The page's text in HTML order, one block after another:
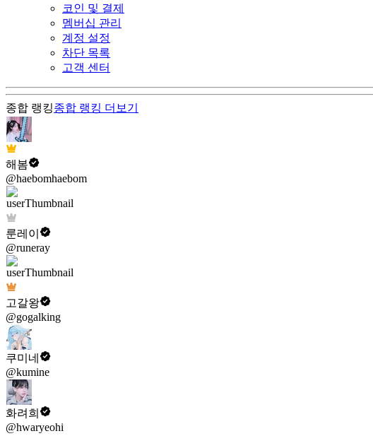
코인 및 결제
멤버십 관리
계정 설정
차단 목록
고객 센터
종합 랭킹종합 랭킹 더보기
해봄
@haebomhaebom
룬레이
@runeray
고갈왕
@gogalking
쿠미네
@kumine
화려희
@hwaryeohi